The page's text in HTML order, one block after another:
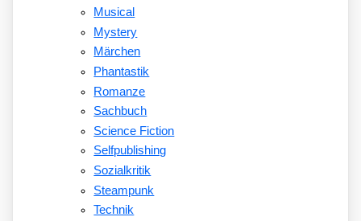
Musical
Mystery
Märchen
Phantastik
Romanze
Sachbuch
Science Fiction
Selfpublishing
Sozialkritik
Steampunk
Technik